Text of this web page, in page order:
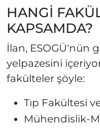
HANGİ
KAPSAMDA?
İlan, ESOGÜ'nün
yelpazesini
fakülteler şöyle:
Tıp Fakültesi
Mühendislik-